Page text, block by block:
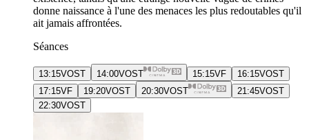
donne naissance à l'une des menaces les plus redoutables qu'il
ait jamais affrontées.
Séances
13:15VOST 14:00VOST 15:15VF 16:15VOST
17:15VF 19:20VOST 20:30VOST 21:45VOST
22:30VOST